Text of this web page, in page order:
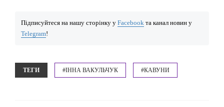
Підписуйтеся на нашу сторінку у Facebook та канал новин у
Telegram!
ТЕГИ #ІННА ВАКУЛЬЧУК #КАВУНИ